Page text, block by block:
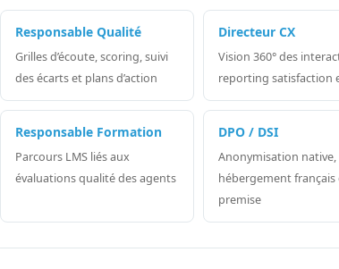
Responsable Qualité
Grilles d’écoute, scoring, suivi
des écarts et plans d’action
Directeur CX
Vision 360° des
reporting satisfaction
Responsable Formation
Parcours LMS liés aux
évaluations qualité des agents
DPO / DSI
Anonymisation native,
hébergement français
premise